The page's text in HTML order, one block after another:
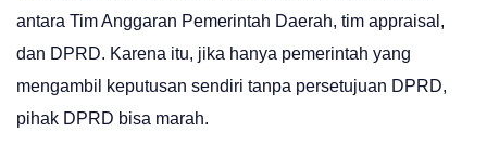
antara Tim Anggaran Pemerintah Daerah, tim appraisal,
dan DPRD. Karena itu, jika hanya pemerintah yang
mengambil keputusan sendiri tanpa persetujuan DPRD,
pihak DPRD bisa marah.